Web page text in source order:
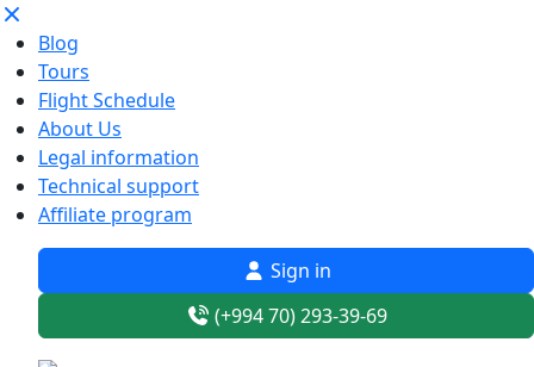
Blog
Tours
Flight Schedule
About Us
Legal information
Technical support
Affiliate program
Sign in
(+994 70) 293-39-69